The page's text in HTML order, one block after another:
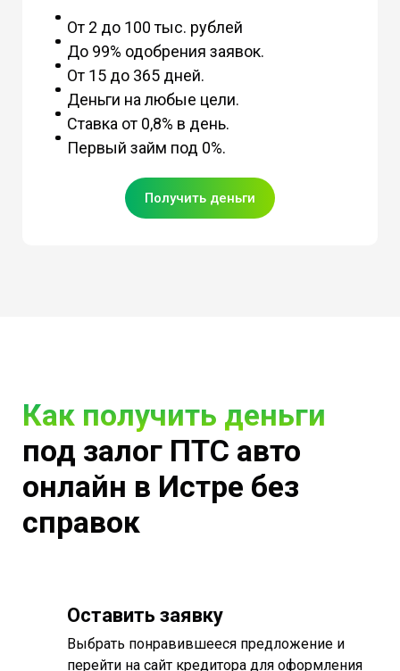
От 2 до 100 тыс. рублей
До 99% одобрения заявок.
От 15 до 365 дней.
Деньги на любые цели.
Ставка от 0,8% в день.
Первый займ под 0%.
Получить деньги
Как получить деньги
под залог ПТС авто
онлайн в Истре без
справок
Оставить заявку
Выбрать понравившееся предложение и
перейти на сайт кредитора для оформления